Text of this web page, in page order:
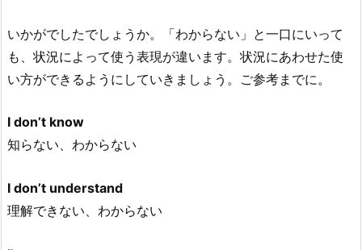
いかがでしたでしょうか。「わからない」と一口にいって
も、状況によって使う表現が違います。状況にあわせた使
い方ができるようにしていきましょう。ご参考までに。
I don’t know
知らない、わからない
I don’t understand
理解できない、わからない